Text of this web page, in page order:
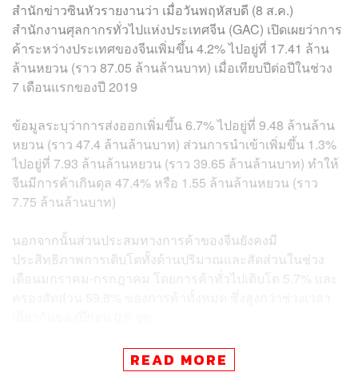
สำนักข่าวซินหัวรายงานว่า เมื่อวันพฤหัสบดี (8 ส.ค.)
สำนักงานศุลกากรทั่วไปแห่งประเทศจีน (GAC) เปิดเผยว่าการ
ค้าระหว่างประเทศของจีนเพิ่มขึ้น 4.2% ไปอยู่ที่ 17.41 ล้าน
ล้านหยวน (ราว 87.05 ล้านล้านบาท) เมื่อเทียบปีต่อปีในช่วง
7 เดือนแรกของปี 2019
ข้อมูลระบุว่าการส่งออกเพิ่มขึ้น 6.7% ไปอยู่ที่ 9.48 ล้านล้าน
หยวน (ราว 47.4 ล้านล้านบาท) ส่วนการนำเข้าเพิ่มขึ้น 1.3%
ไปอยู่ที่ 7.93 ล้านล้านหยวน (ราว 39.65 ล้านล้านบาท) ทำให้
จีนมีการค้าเกินดุล 47.4% หรือ 1.55 ล้านล้านหยวน (ราว
7.75 ล้านล้านบาท)
นอกจากนั้นส่วนประสมทางการค้าของจีนยังคงมี
ประสิทธิภาพการเติบโตทั้งด้านปริมาณและสัดส่วนในช่วง
เดือนมกราคม-กรกฎาคม โดยการค้าทั่วไปเติบโต 5.7% และ
สหภาพยุโรป (EU) ยังเป็นคู่ค้ารายใหญ่ที่สุดของจีนด้วย
ปริมาณการค้าเพิ่มขึ้น 10.8% ไปอยู่ที่ 2.72 ล้านล้านหยวน
READ MORE